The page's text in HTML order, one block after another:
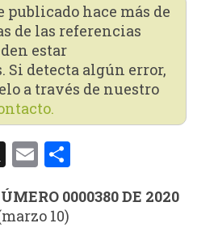
hace más de
de las referencias
estar
Si detecta algún error,
a través de nuestro
X Email
0000380 DE 2020
10)